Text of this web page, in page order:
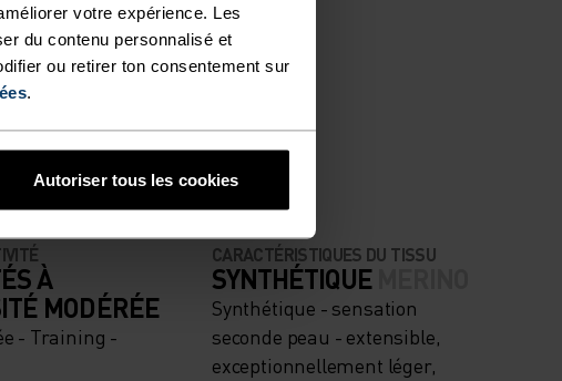
votre expérience. Les
du contenu personnalisé et
ou retirer ton consentement sur
.
Autoriser tous les cookies
À
MODÉRÉE
- Training -
CARACTÉRISTIQUES DU TISSU
SYNTHÉTIQUE
Synthétique - sensation
seconde peau - extensible,
exceptionnellement léger,